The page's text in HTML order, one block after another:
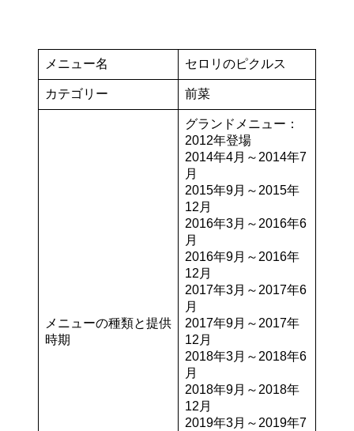
メニュー名 セロリのピクルス
カテゴリー 前菜
メニューの種類と提供
時期
グランドメニュー：
2012年登場
2014年4月～2014年7
月
2015年9月～2015年
12月
2016年3月～2016年6
月
2016年9月～2016年
12月
2017年3月～2017年6
月
2017年9月～2017年
12月
2018年3月～2018年6
月
2018年9月～2018年
12月
2019年3月～2019年7